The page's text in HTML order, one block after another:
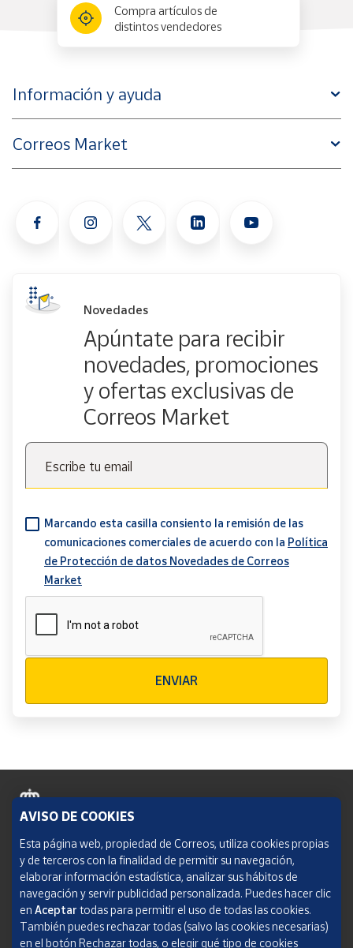
Compra artículos de
distintos vendedores
Información y ayuda
Correos Market
Novedades
Apúntate para recibir
novedades, promociones
y ofertas exclusivas de
Correos Market
Escribe tu email
Marcando esta casilla consiento la remisión de las
comunicaciones comerciales de acuerdo con la Política
de Protección de datos Novedades de Correos
Market
ENVIAR
Política de cookies
Aviso legal
Condiciones del servicio
Política de Privacidad Web
AVISO DE COOKIES
Esta página web, propiedad de Correos, utiliza cookies propias
y de terceros con la finalidad de permitir su navegación,
elaborar información estadística, analizar sus hábitos de
navegación y servir publicidad personalizada. Puedes hacer clic
en Aceptar todas para permitir el uso de todas las cookies.
También puedes rechazar todas (salvo las cookies necesarias)
en el botón Rechazar todas, o elegir qué tipo de cookies